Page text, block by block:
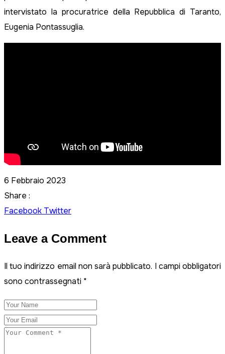
intervistato la procuratrice della Repubblica di Taranto,
Eugenia Pontassuglia.
6 Febbraio 2023
Share :
Facebook TwitterLinkedIn
Share
Email
Leave a Comment
Il tuo indirizzo email non sarà pubblicato. I campi obbligatori
sono contrassegnati *